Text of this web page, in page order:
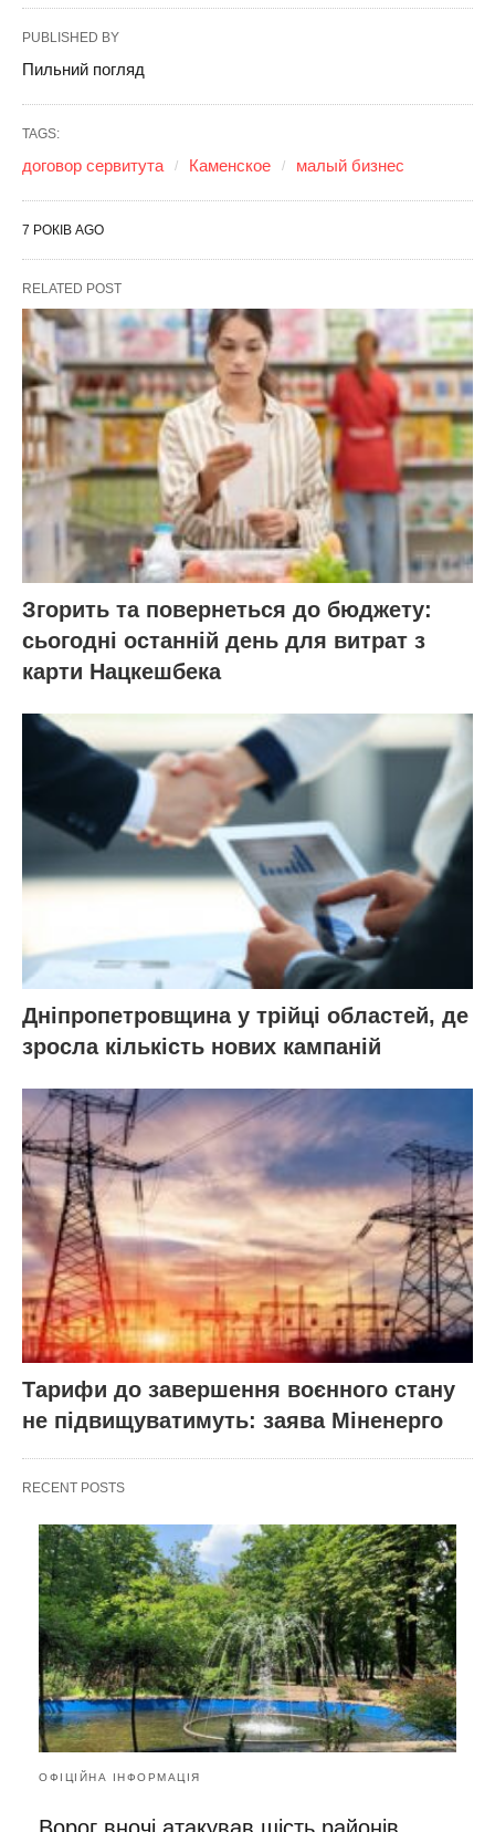
PUBLISHED BY
Пильний погляд
TAGS:
договор сервитута Каменское малый бизнес
7 РОКІВ AGO
RELATED POST
Згорить та повернеться до бюджету:
сьогодні останній день для витрат з
карти Нацкешбека
Дніпропетровщина у трійці областей, де
зросла кількість нових кампаній
Тарифи до завершення воєнного стану
не підвищуватимуть: заява Міненерго
RECENT POSTS
ОФІЦІЙНА ІНФОРМАЦІЯ
Ворог вночі атакував шість районів